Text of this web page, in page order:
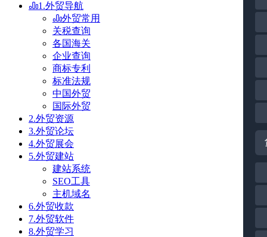
1.外贸导航
外贸常用
关税查询
各国海关
企业查询
商标专利
标准法规
中国外贸
国际外贸
2.外贸资源
3.外贸论坛
4.外贸展会
5.外贸建站
建站系统
SEO工具
主机域名
6.外贸收款
7.外贸软件
8.外贸学习